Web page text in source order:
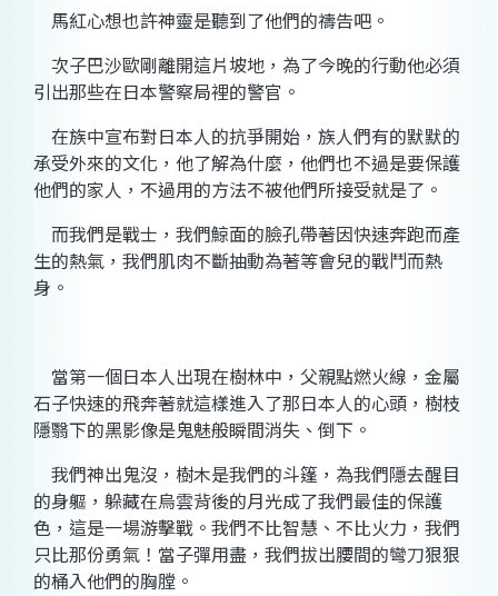
馬紅心想也許神靈是聽到了他們的禱告吧。
次子巴沙歐剛離開這片坡地，為了今晚的行動他必須
引出那些在日本警察局裡的警官。
在族中宣布對日本人的抗爭開始，族人們有的默默的
承受外來的文化，他了解為什麼，他們也不過是要保護
他們的家人，不過用的方法不被他們所接受就是了。
而我們是戰士，我們鯨面的臉孔帶著因快速奔跑而產
生的熱氣，我們肌肉不斷抽動為著等會兒的戰鬥而熱
身。
當第一個日本人出現在樹林中，父親點燃火線，金屬
石子快速的飛奔著就這樣進入了那日本人的心頭，樹枝
隱翳下的黑影像是鬼魅般瞬間消失、倒下。
我們神出鬼沒，樹木是我們的斗篷，為我們隱去醒目
的身軀，躲藏在烏雲背後的月光成了我們最佳的保護
色，這是一場游擊戰。我們不比智慧、不比火力，我們
只比那份勇氣！當子彈用盡，我們拔出腰間的彎刀狠狠
的桶入他們的胸膛。